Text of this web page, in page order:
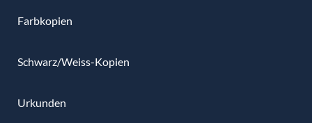
Farbkopien
Schwarz/Weiss-Kopien
Urkunden